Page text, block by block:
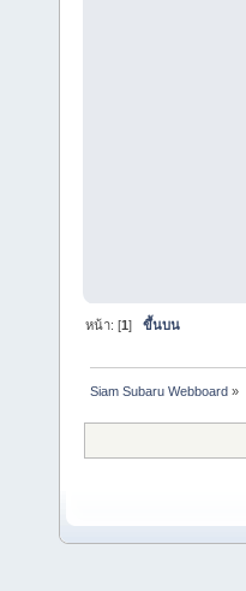
หน้า: [1]ขึ้นบน
Siam Subaru Webboard »